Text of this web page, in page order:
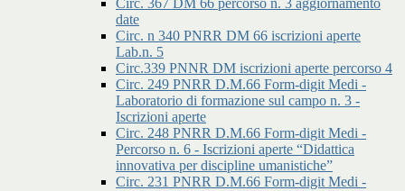
Circ. 367 DM 66 percorso n. 3 aggiornamento
date
Circ. n 340 PNRR DM 66 iscrizioni aperte
Lab.n. 5
Circ.339 PNNR DM iscrizioni aperte percorso 4
Circ. 249 PNRR D.M.66 Form-digit Medi -
Laboratorio di formazione sul campo n. 3 -
Iscrizioni aperte
Circ. 248 PNRR D.M.66 Form-digit Medi -
Percorso n. 6 - Iscrizioni aperte “Didattica
innovativa per discipline umanistiche”
Circ. 231 PNRR D.M.66 Form-digit Medi -